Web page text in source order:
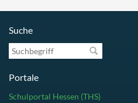
Suche
Suchbegriff
Portale
Schulportal Hessen (THS)